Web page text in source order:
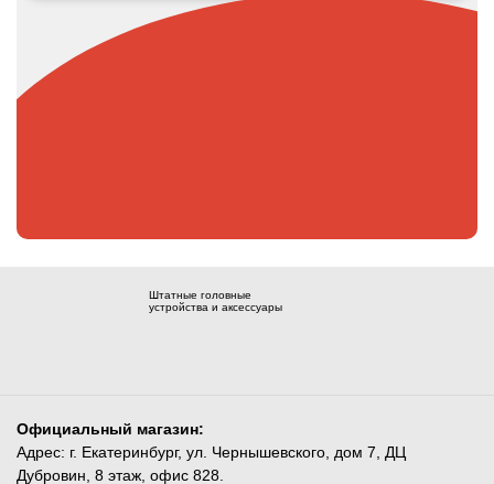
Штатные головные
устройства и аксессуары
Официальный магазин:
Адрес: г. Екатеринбург, ул. Чернышевского, дом 7, ДЦ
Дубровин, 8 этаж, офис 828.